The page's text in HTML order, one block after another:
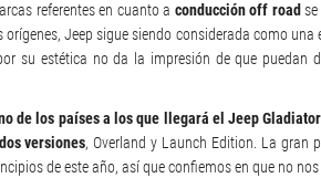
referentes en cuanto a conducción off road
Jeep sigue siendo considerada como una
su estética no da la impresión de que puedan
de los países a los que llegará el Jeep Gladiator
dos versiones, Overland y Launch Edition. La gran
de este año, así que confiemos en que no